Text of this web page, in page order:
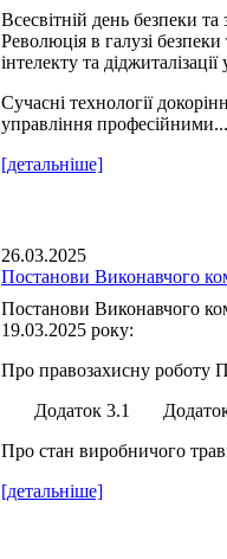
Всесвітній день безпеки та
Революція в галузі
інтелекту та
Сучасні технології
управління професійними...
[детальніше]
26.03.2025
Постанови Виконавчого
Постанови Виконавчого
19.03.2025 року:
Про правозахисну роботу
Додаток 3.1 Додаток
Про стан виробничого
[детальніше]